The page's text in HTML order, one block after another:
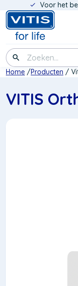
Overslaan
naar
inhoud
gaan
Zoeken
Voor het
Home Producten
VITIS